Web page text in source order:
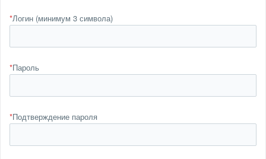
*Логин (минимум 3 символа)
*Пароль
*Подтверждение пароля